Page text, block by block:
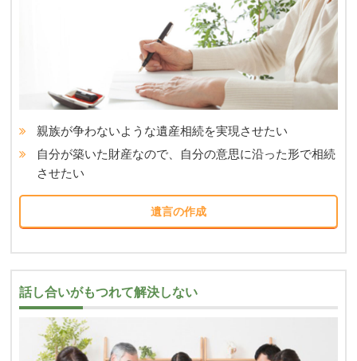
親族が争わないような遺産相続を実現させたい
自分が築いた財産なので、自分の意思に沿った形で相続
させたい
遺言の作成
話し合いがもつれて解決しない